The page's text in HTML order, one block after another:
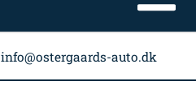
info@ostergaards-auto.dk